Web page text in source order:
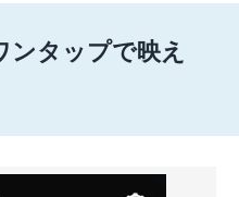
ンタップで映え